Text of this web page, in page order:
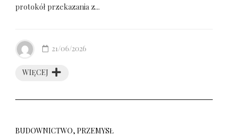
protokół przekazania z...
WIĘCEJ
21/06/2026
BUDOWNICTWO, PRZEMYSŁ